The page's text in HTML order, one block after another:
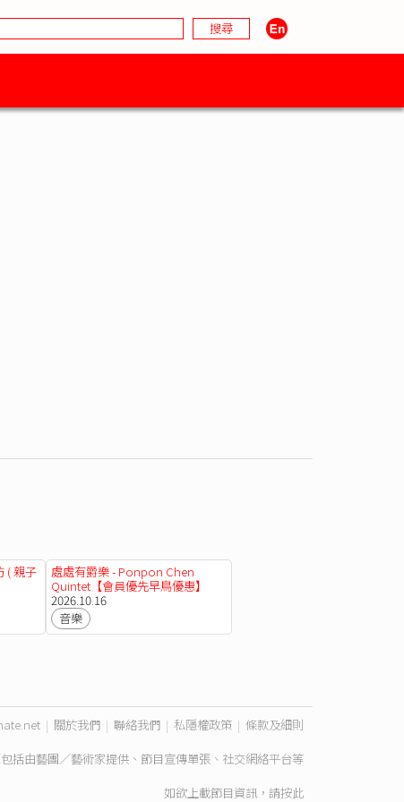
( 親子
處處有爵樂 - Ponpon Chen
Quintet【會員優先早鳥優惠】
2026.10.16
音樂
| 關於我們 | 聯絡我們 | 私隱權政策 | 條款及細則
括由藝團／藝術家提供、節目宣傳單張、社交網絡平台等
如欲上載節目資訊，請按此